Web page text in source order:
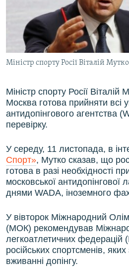
ВІДЕОУРОКИ «ELIFBE»
СВІДЧЕННЯ ОКУПАЦІЇ
УКРАЇНСЬКА ПРОБЛЕМА КРИМУ
ІНФОГРАФІКА
Русский
Qırımtatar
ДОЛУЧАЙСЯ!
Усі сайти RFE/RL
Міністр спорту Росії Віталій Мутко
Міністр спорту Росії
Москва готова прийняти всі
антидопінгового агентства
перевірку.
У середу, 11 листопада, в
Спорт», Мутко сказав, що
готова в разі необхідності
московської антидопінгової
днями WADA, іноземного
У вівторок Міжнародний
(МОК) рекомендував
легкоатлетичних федерацій
російських спортсменів,
вживанні допінгу.